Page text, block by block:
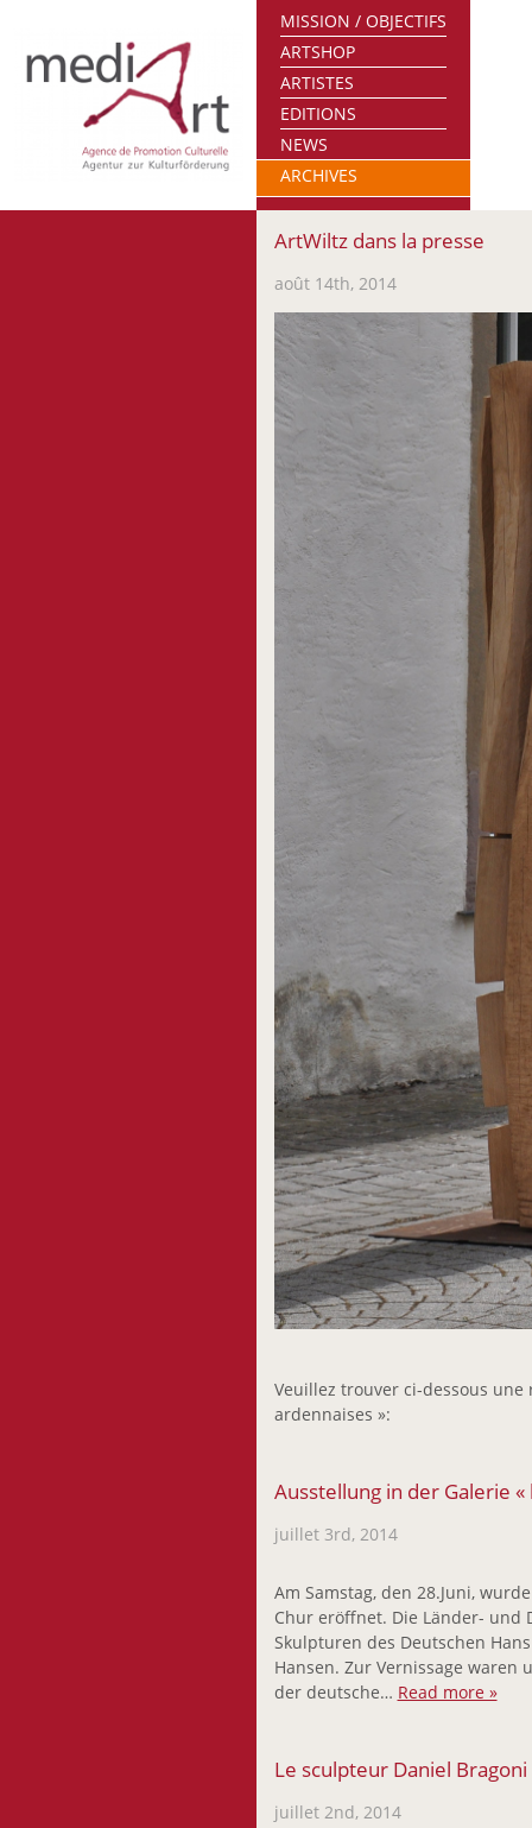
MISSION / OBJECTIFS
ARTSHOP
ARTISTES
EDITIONS
NEWS
ARCHIVES
ArtWiltz dans la presse
août 14th, 2014
Veuillez trouver ci-dessous une
ardennaises »:
Ausstellung in der Galerie
juillet 3rd, 2014
Am Samstag, den 28.Juni,
Chur eröffnet. Die Länder- und
Skulpturen des Deutschen
Hansen. Zur Vernissage waren
der deutsche… Read more »
Le sculpteur Daniel
juillet 2nd, 2014